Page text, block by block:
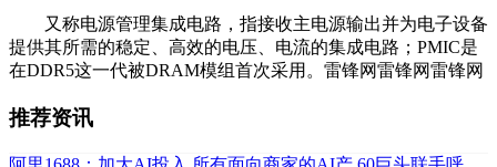
又称电源管理集成电路，指接收主电源输出并为电子设备
提供其所需的稳定、高效的电压、电流的集成电路；PMIC是
在DDR5这一代被DRAM模组首次采用。雷锋网雷锋网雷锋网
推荐资讯